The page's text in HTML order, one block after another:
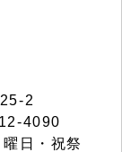
2
4090
日・祝祭